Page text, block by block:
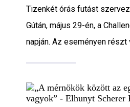
Tizenkét órás futást
Gútán, május 29-én, a
napján. Az eseményen
rendezvény részleteiről